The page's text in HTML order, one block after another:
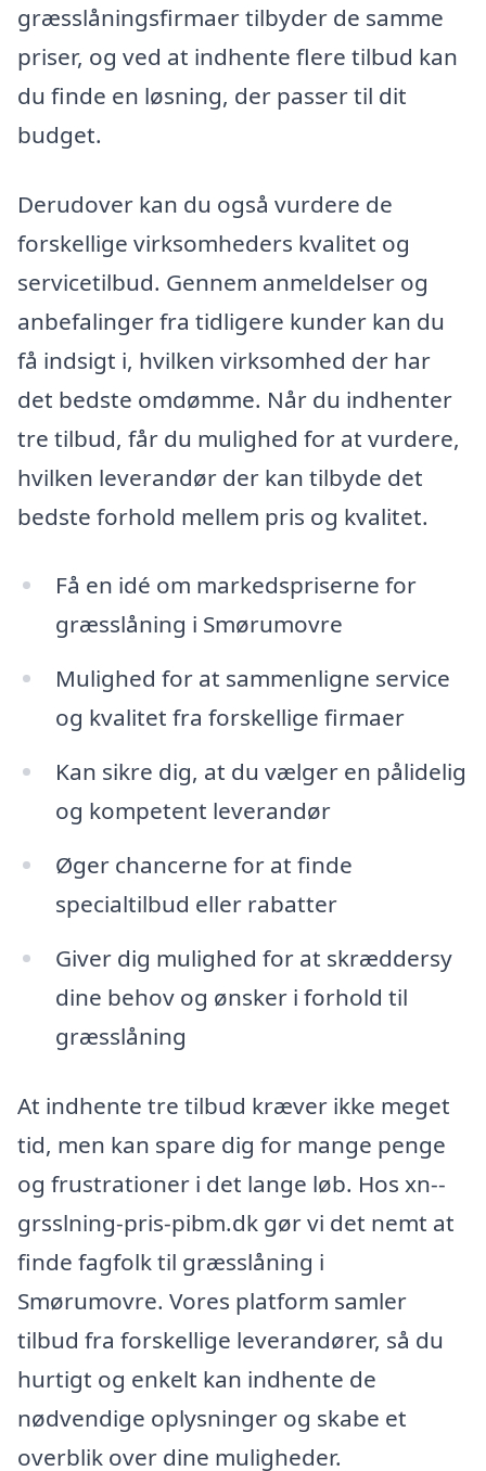
græsslåningsfirmaer tilbyder de samme
priser, og ved at indhente flere tilbud kan
du finde en løsning, der passer til dit
budget.
Derudover kan du også vurdere de
forskellige virksomheders kvalitet og
servicetilbud. Gennem anmeldelser og
anbefalinger fra tidligere kunder kan du
få indsigt i, hvilken virksomhed der har
det bedste omdømme. Når du indhenter
tre tilbud, får du mulighed for at vurdere,
hvilken leverandør der kan tilbyde det
bedste forhold mellem pris og kvalitet.
Få en idé om markedspriserne for
græsslåning i Smørumovre
Mulighed for at sammenligne service
og kvalitet fra forskellige firmaer
Kan sikre dig, at du vælger en pålidelig
og kompetent leverandør
Øger chancerne for at finde
specialtilbud eller rabatter
Giver dig mulighed for at skræddersy
dine behov og ønsker i forhold til
græsslåning
At indhente tre tilbud kræver ikke meget
tid, men kan spare dig for mange penge
og frustrationer i det lange løb. Hos xn--
grsslning-pris-pibm.dk gør vi det nemt at
finde fagfolk til græsslåning i
Smørumovre. Vores platform samler
tilbud fra forskellige leverandører, så du
hurtigt og enkelt kan indhente de
nødvendige oplysninger og skabe et
overblik over dine muligheder.